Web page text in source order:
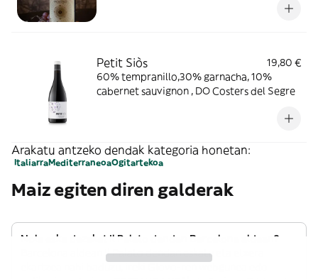
Petit Siòs
19,80 €
60% tempranillo,30% garnacha, 10%
cabernet sauvignon , DO Costers del Segre
Arakatu antzeko dendak kategoria honetan:
ItaliarraMediterraneoaOgitartekoa
Maiz egiten diren galderak
Nola eska dezaket Il Palato dendan Barcelona aldean?
Barcelona aldean Il Palato dendan eskatu eta etxera